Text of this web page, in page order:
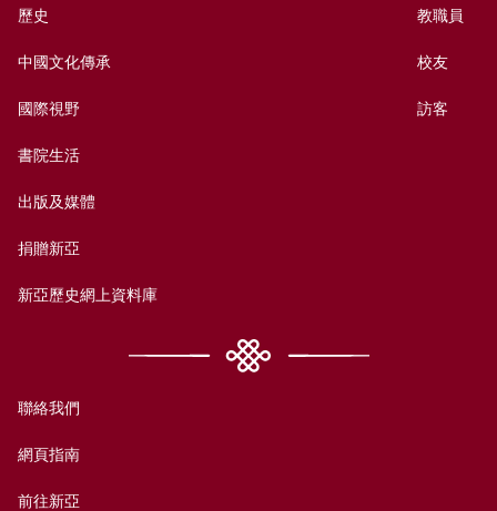
歷史
中國文化傳承
國際視野
書院生活
出版及媒體
捐贈新亞
新亞歷史網上資料庫
教職員
校友
訪客
聯絡我們
網頁指南
前往新亞